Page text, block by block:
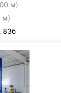
м)
м)
83б